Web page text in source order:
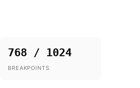
768 / 1024
BREAKPOINTS